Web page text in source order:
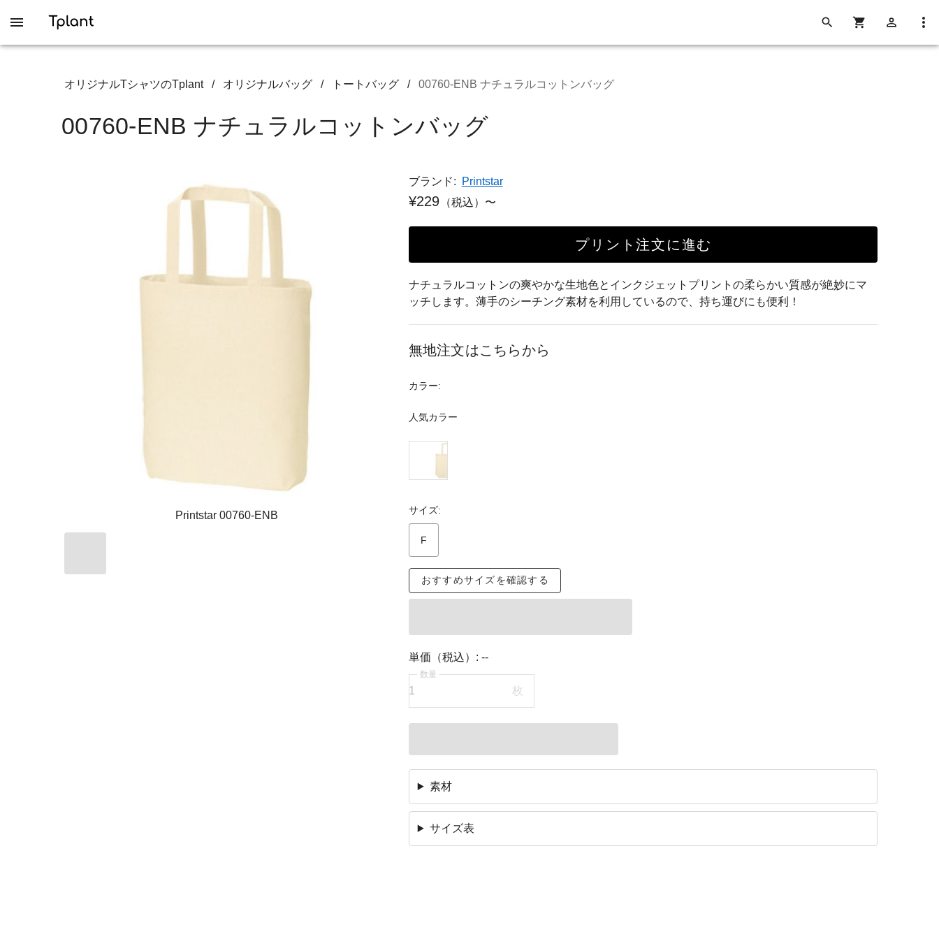
オリジナルTシャツのTplant / オリジナルバッグ / トートバッグ / 00760-ENB ナチュラルコットンバッグ
00760-ENB ナチュラルコットンバッグ
Printstar 00760-ENB
ブランド: Printstar
¥229 （税込）〜
プリント注文に進む
ナチュラルコットンの爽やかな生地色とインクジェットプリントの柔らかい質感が絶妙にマ
ッチします。薄手のシーチング素材を利用しているので、持ち運びにも便利！
無地注文はこちらから
カラー:
人気カラー
サイズ:
F
おすすめサイズを確認する
単価（税込）: --
枚
数量
素材
サイズ表